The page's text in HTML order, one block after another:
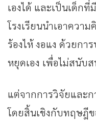
เองได้ และเป็นเด็ก
โรงเรียนนำเอาควา
ร้องไห้ งอแง ด้วยกา
หยุดเอง เพื่อไม่สนับ
แต่จากการวิจัยและ
โดยสิ้นเชิงกับทฤษฎี